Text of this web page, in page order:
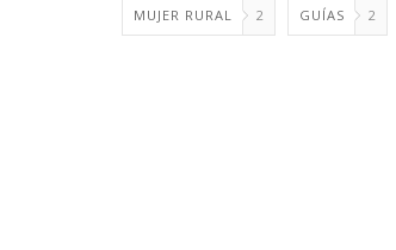
MUJER RURAL 2 GUÍAS 2